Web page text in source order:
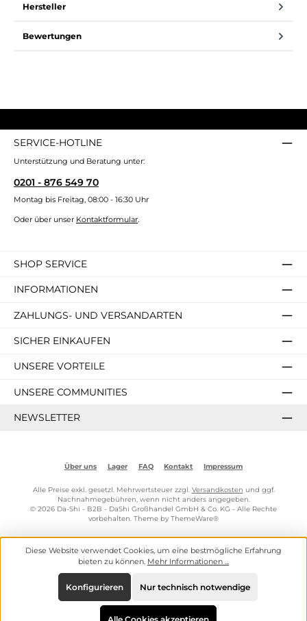
Hersteller
Bewertungen
SERVICE-HOTLINE
Unterstützung und Beratung unter:
0201 - 876 549 70
Montag bis Freitag, 08:00 - 16:30 Uhr
Oder über unser Kontaktformular
SHOP SERVICE
INFORMATIONEN
ZAHLUNGS- UND VERSANDARTEN
SICHER EINKAUFEN
UNSERE VORTEILE
UNSERE COMMUNITIES
NEWSLETTER
Über uns Lager FAQ Kontakt Impressum
Alle Preise exkl. gesetzl. Mehrwertsteuer zzgl. Versandkosten und ggf.
Nachnahmegebühren, wenn nicht anders angegeben.
© 2026 Da-Shi - B2B - DaShi Großhandel GmbH & Co. KG - Alle Rechte
vorbehalten. Theme by ThemeWare®
Diese Website verwendet Cookies, um eine bestmögliche Erfahrung
bieten zu können. Mehr Informationen ...
Nur technisch notwendige
Konfigurieren